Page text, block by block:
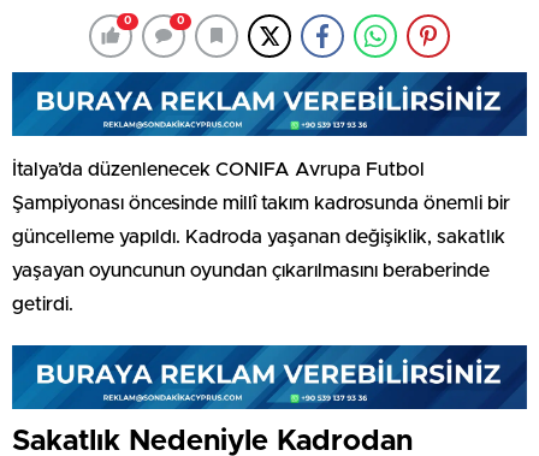
0 0
İtalya’da düzenlenecek CONIFA Avrupa Futbol
Şampiyonası öncesinde millî takım kadrosunda önemli bir
güncelleme yapıldı. Kadroda yaşanan değişiklik, sakatlık
yaşayan oyuncunun oyundan çıkarılmasını beraberinde
getirdi.
Sakatlık Nedeniyle Kadrodan